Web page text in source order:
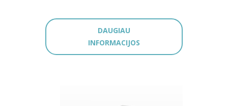
DAUGIAU
INFORMACIJOS